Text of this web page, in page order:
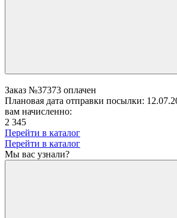
Заказ №37373 оплачен
Плановая дата отправки посылки:
вам начисленно:
2 345
Перейти в каталог
Перейти в каталог
Мы вас узнали?